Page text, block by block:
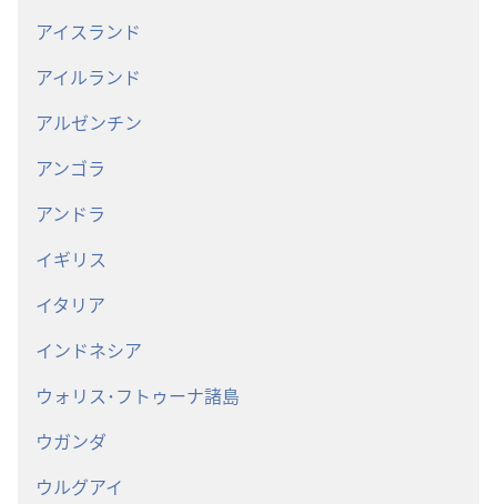
アイスランド
アイルランド
アルゼンチン
アンゴラ
アンドラ
イギリス
イタリア
インドネシア
ウォリス･フトゥーナ諸島
ウガンダ
ウルグアイ